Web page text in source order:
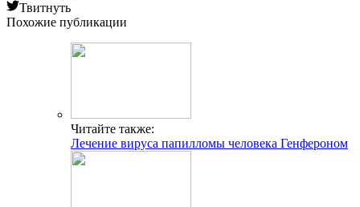
Твитнуть
Похожие публикации
Читайте также:
Лечение вируса папилломы человека Генфероном